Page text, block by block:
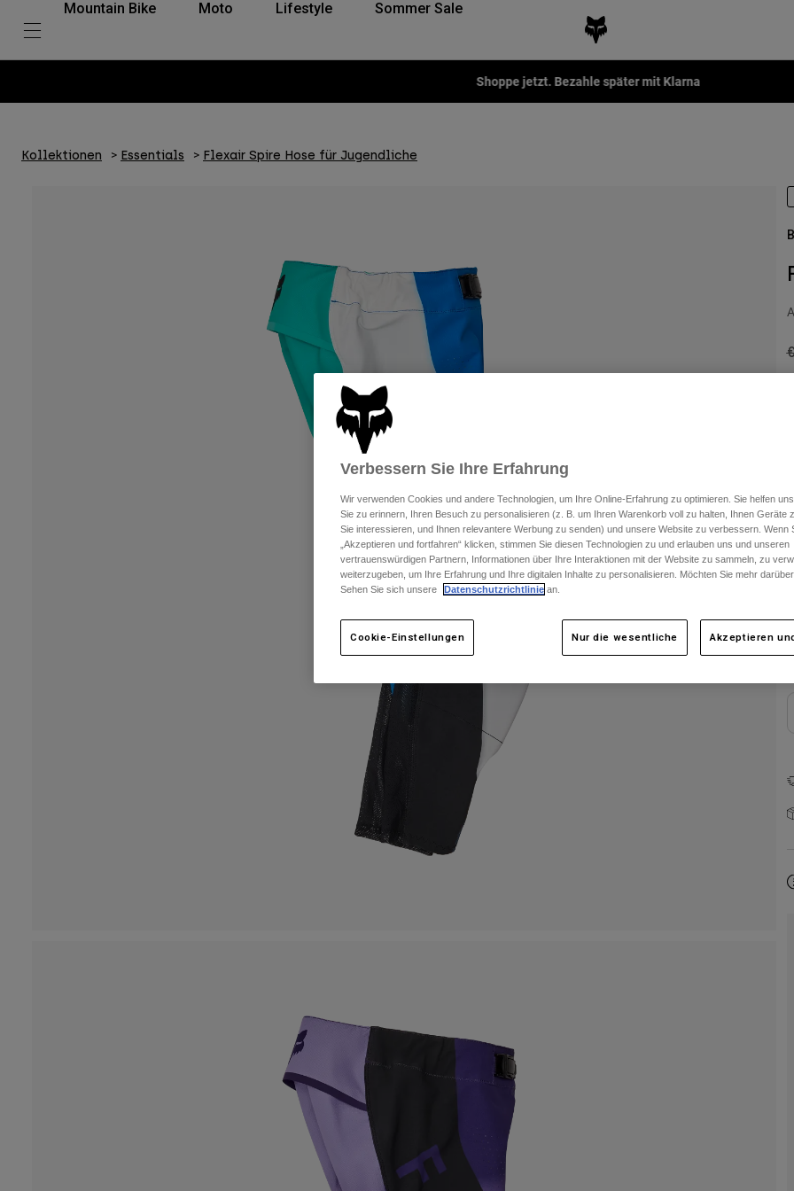
Mountain Bike Moto Lifestyle Sommer Sale
Shoppe jetzt. Bezahle später mit Klarna
Kollektionen Essentials Flexair Spire Hose für Jugendliche
Verbessern Sie Ihre Erfahrung
Wir verwenden Cookies und andere Technologien, um Ihre Online-Erfahrung zu optimieren. Sie helfen
Sie zu erinnern, Ihren Besuch zu personalisieren (z. B. um Ihren Warenkorb voll zu halten, Ihnen Geräte
Sie interessieren, und Ihnen relevantere Werbung zu senden) und unsere Website zu verbessern. Wenn
„Akzeptieren und fortfahren“ klicken, stimmen Sie diesen Technologien zu und erlauben uns und unseren
vertrauenswürdigen Partnern, Informationen über Ihre Interaktionen mit der Website zu sammeln, zu
weiterzugeben, um Ihre Erfahrung und Ihre digitalen Inhalte zu personalisieren. Möchten Sie mehr
Sehen Sie sich unsere
Datenschutzrichtlinie an.
Cookie-Einstellungen Nur die wesentliche Akzeptieren